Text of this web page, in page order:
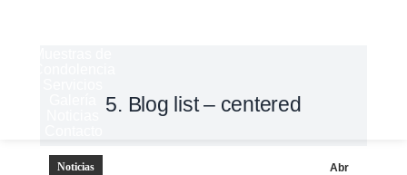
5. Blog list – centered
Abr
Noticias